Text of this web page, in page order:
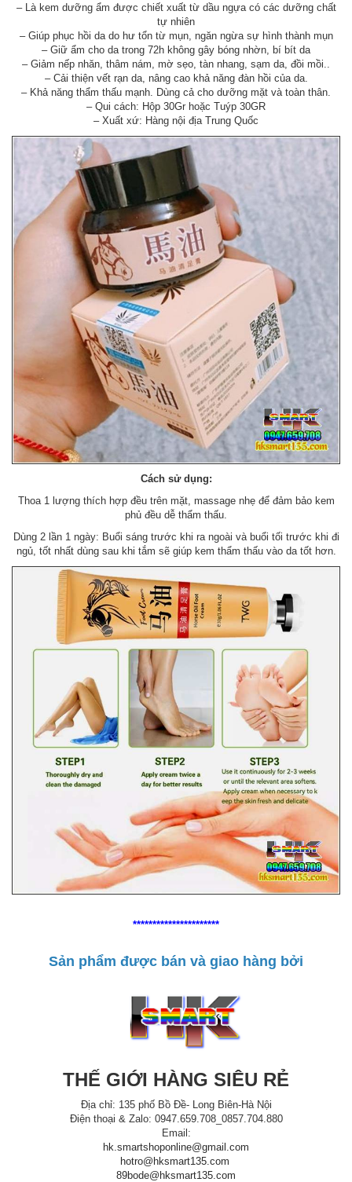
– Là kem dưỡng ẩm được chiết xuất từ dầu ngựa có các dưỡng chất
tự nhiên
– Giúp phục hồi da do hư tổn từ mụn, ngăn ngừa sự hình thành mụn
– Giữ ẩm cho da trong 72h không gây bóng nhờn, bí bít da
– Giảm nếp nhăn, thâm nám, mờ sẹo, tàn nhang, sạm da, đồi mồi..
– Cải thiện vết rạn da, nâng cao khả năng đàn hồi của da.
– Khả năng thẩm thấu mạnh. Dùng cả cho dưỡng mặt và toàn thân.
– Qui cách: Hộp 30Gr hoặc Tuýp 30GR
– Xuất xứ: Hàng nội địa Trung Quốc
Cách sử dụng:
Thoa 1 lượng thích hợp đều trên mặt, massage nhẹ để đảm bảo kem
phủ đều dễ thẩm thấu.
Dùng 2 lần 1 ngày: Buổi sáng trước khi ra ngoài và buổi tối trước khi đi
ngủ, tốt nhất dùng sau khi tắm sẽ giúp kem thẩm thấu vào da tốt hơn.
**********************
Sản phẩm được bán và giao hàng bởi
THẾ GIỚI HÀNG SIÊU RẺ
Địa chỉ: 135 phố Bồ Đề- Long Biên-Hà Nội
Điện thoại & Zalo: 0947.659.708_0857.704.880
Email:
hk.smartshoponline@gmail.com
hotro@hksmart135.com
89bode@hksmart135.com